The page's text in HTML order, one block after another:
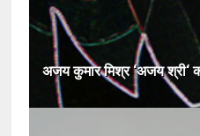
अजय कुमार मिश्र ‘अजय श्री‘